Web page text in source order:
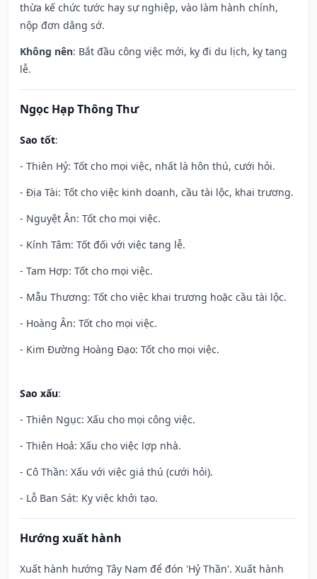
thừa kế chức tước hay sự nghiệp, vào làm hành chính,
nộp đơn dâng sớ.
Không nên: Bắt đầu công việc mới, kỵ đi du lịch, kỵ tang
lễ.
Ngọc Hạp Thông Thư
Sao tốt:
- Thiên Hỷ: Tốt cho mọi việc, nhất là hôn thú, cưới hỏi.
- Địa Tài: Tốt cho việc kinh doanh, cầu tài lộc, khai trương.
- Nguyệt Ân: Tốt cho mọi việc.
- Kính Tâm: Tốt đối với việc tang lễ.
- Tam Hợp: Tốt cho mọi việc.
- Mẫu Thương: Tốt cho việc khai trương hoặc cầu tài lộc.
- Hoàng Ân: Tốt cho mọi việc.
- Kim Đường Hoàng Đạo: Tốt cho mọi việc.
Sao xấu:
- Thiên Ngục: Xấu cho mọi công việc.
- Thiên Hoả: Xấu cho việc lợp nhà.
- Cô Thần: Xấu với việc giá thú (cưới hỏi).
- Lỗ Ban Sát: Kỵ việc khởi tạo.
Hướng xuất hành
Xuất hành hướng Tây Nam để đón 'Hỷ Thần'. Xuất hành